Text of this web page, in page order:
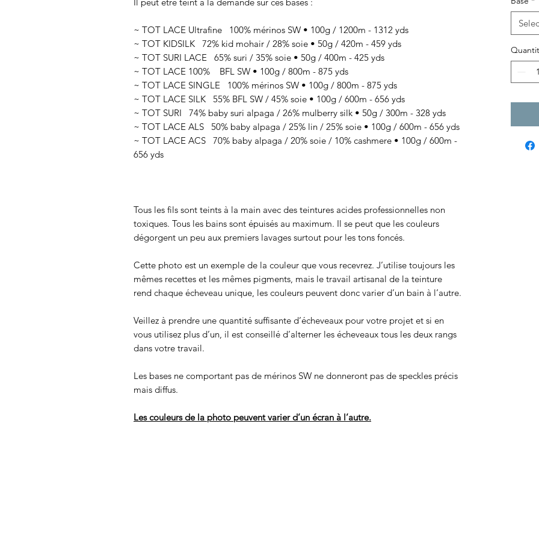
~ TOT LACE Ultrafine 100% mérinos SW • 100g / 1200m - 1312 yds
~ TOT KIDSILK 72% kid mohair / 28% soie • 50g / 420m - 459 yds
~ TOT SURI LACE 65% suri / 35% soie • 50g / 400m - 425 yds
~ TOT LACE 100% BFL SW • 100g / 800m - 875 yds
~ TOT LACE SINGLE 100% mérinos SW • 100g / 800m - 875 yds
~ TOT LACE SILK 55% BFL SW / 45% soie • 100g / 600m - 656 yds
~ TOT SURI 74% baby suri alpaga / 26% mulberry silk • 50g / 300m - 328 yds
~ TOT LACE ALS 50% baby alpaga / 25% lin / 25% soie • 100g / 600m - 656 yds
~ TOT LACE ACS 70% baby alpaga / 20% soie / 10% cashmere • 100g / 600m -
656 yds
Tous les fils sont teints à la main avec des teintures acides professionnelles non
toxiques. Tous les bains sont épuisés au maximum. Il se peut que les couleurs
dégorgent un peu aux premiers lavages surtout pour les tons foncés.
Cette photo est un exemple de la couleur que vous recevrez. J’utilise toujours les
mêmes recettes et les mêmes pigments, mais le travail artisanal de la teinture
rend chaque écheveau unique, les couleurs peuvent donc varier d’un bain à l’autre.
Veillez à prendre une quantité suffisante d’écheveaux pour votre projet et si en
vous utilisez plus d’un, il est conseillé d’alterner les écheveaux tous les deux rangs
dans votre travail.
Les bases ne comportant pas de mérinos SW ne donneront pas de speckles précis
mais diffus.
Les couleurs de la photo peuvent varier d’un écran à l’autre.